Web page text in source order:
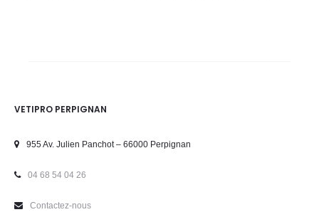
VETIPRO PERPIGNAN
955 Av. Julien Panchot – 66000 Perpignan
04 68 54 04 26
Contactez-nous